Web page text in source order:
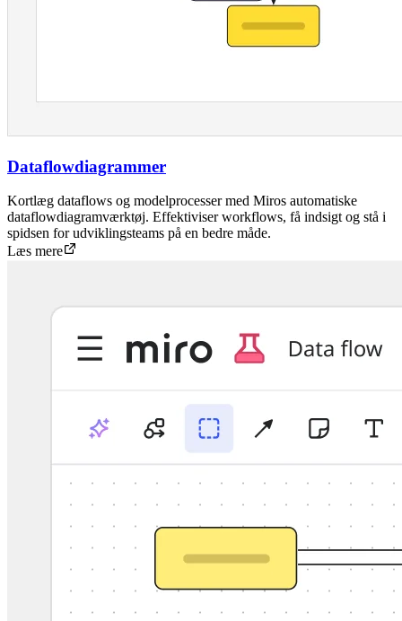
Dataflowdiagrammer
Kortlæg dataflows og modelprocesser med Miros automatiske
dataflowdiagramværktøj. Effektiviser workflows, få indsigt og stå i
spidsen for udviklingsteams på en bedre måde.
Læs mere